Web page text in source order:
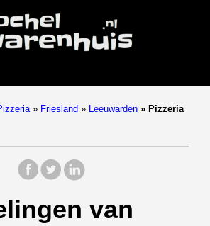
» Friesland » Leeuwarden » Pizzeria
van